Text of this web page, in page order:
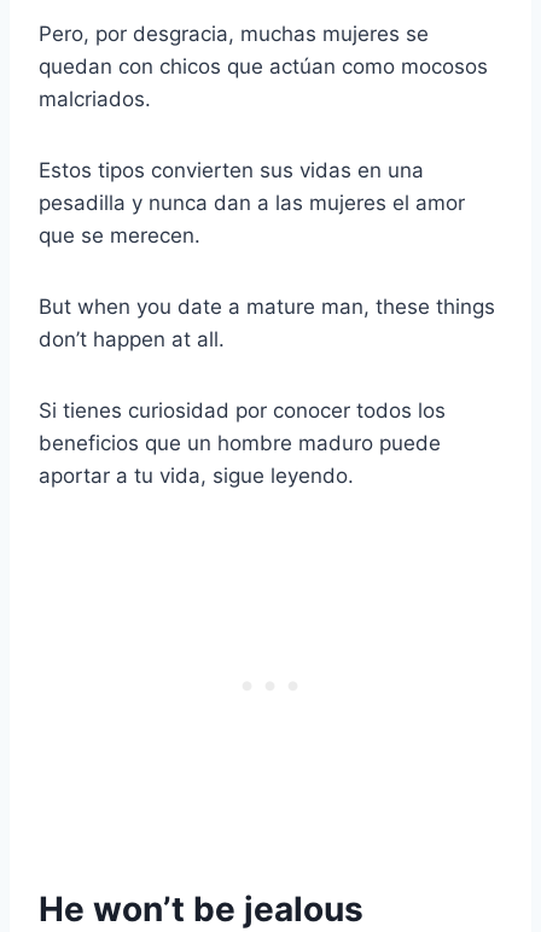
Pero, por desgracia, muchas mujeres se
quedan con chicos que actúan como mocosos
malcriados.
Estos tipos convierten sus vidas en una
pesadilla y nunca dan a las mujeres el amor
que se merecen.
But when you date a mature man, these things
don’t happen at all.
Si tienes curiosidad por conocer todos los
beneficios que un hombre maduro puede
aportar a tu vida, sigue leyendo.
He won’t be jealous